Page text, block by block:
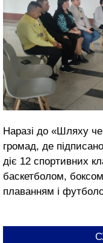
Наразі до «Шляху
громад, де
діє 12 спортивних
баскетболом,
плаванням і